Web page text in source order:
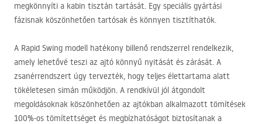
megkönnyíti a kabin tisztán tartását. Egy speciális gyártási
fázisnak köszönhetően tartósak és könnyen tisztíthatók.
A Rapid Swing modell hatékony billenő rendszerrel rendelkezik,
amely lehetővé teszi az ajtó könnyű nyitását és zárását. A
zsanérrendszert úgy tervezték, hogy teljes élettartama alatt
tökéletesen simán működjön. A rendkívül jól átgondolt
megoldásoknak köszönhetően az ajtókban alkalmazott tömítések
100%-os tömítettséget és megbízhatóságot biztosítanak a